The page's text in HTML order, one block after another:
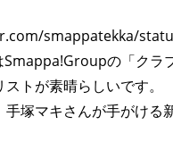
smappatekka/
Smappa!Groupの「クラ
トが素晴らしいです。
塚マキさんが手がける